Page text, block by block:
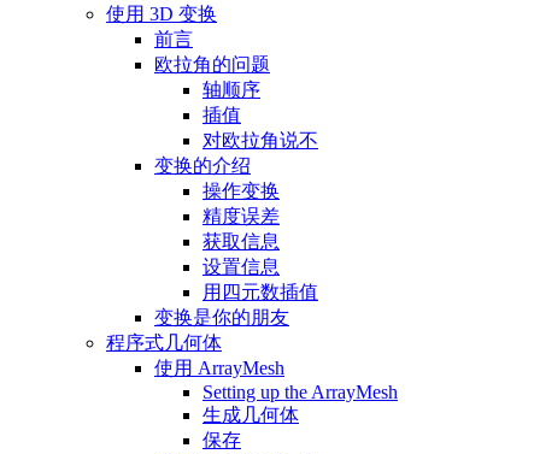
使用 3D 变换
前言
欧拉角的问题
轴顺序
插值
对欧拉角说不
变换的介绍
操作变换
精度误差
获取信息
设置信息
用四元数插值
变换是你的朋友
程序式几何体
使用 ArrayMesh
Setting up the ArrayMesh
生成几何体
保存